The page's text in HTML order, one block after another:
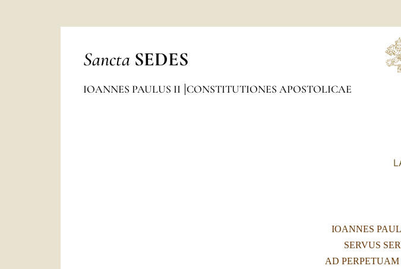
Sancta SEDES
IOANNES PAULUS II CONSTITUTIONES APOSTOLICAE
IOANNES
SERVUS
AD